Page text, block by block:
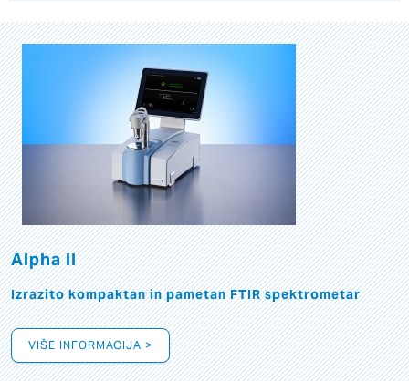
Alpha II
Izrazito kompaktan in pametan FTIR spektrometar
VIŠE INFORMACIJA >